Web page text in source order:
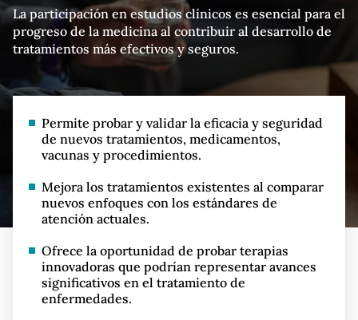
La participación en estudios clínicos es esencial para el
progreso de la medicina al contribuir al desarrollo de
tratamientos más efectivos y seguros.
Permite probar y validar la eficacia y seguridad
de nuevos tratamientos, medicamentos,
vacunas y procedimientos.
Mejora los tratamientos existentes al comparar
nuevos enfoques con los estándares de
atención actuales.
Ofrece la oportunidad de probar terapias
innovadoras que podrían representar avances
significativos en el tratamiento de
enfermedades.